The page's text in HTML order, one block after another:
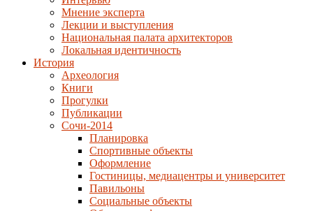
Мнение эксперта
Лекции и выступления
Национальная палата архитекторов
Локальная идентичность
История
Археология
Книги
Прогулки
Публикации
Сочи-2014
Планировка
Спортивные объекты
Оформление
Гостиницы, медиацентры и университет
Павильоны
Социальные объекты